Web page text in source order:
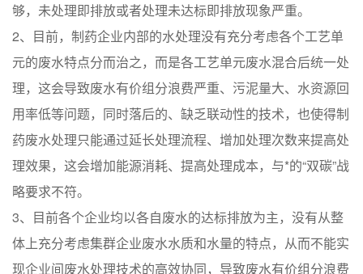
够，未处理即排放或者处理未达标即排放现象严重。
2、目前，制药企业内部的水处理没有充分考虑各个工艺单
元的废水特点分而治之，而是各工艺单元废水混合后统一处
理，这会导致废水有价组分浪费严重、污泥量大、水资源回
用率低等问题，同时落后的、缺乏联动性的技术，也使得制
药废水处理只能通过延长处理流程、增加处理次数来提高处
理效果，这会增加能源消耗、提高处理成本，与*的“双碳”战
略要求不符。
3、目前各个企业均以各自废水的达标排放为主，没有从整
体上充分考虑集群企业废水水质和水量的特点，从而不能实
现企业间废水处理技术的高效协同，导致废水有价组分浪费